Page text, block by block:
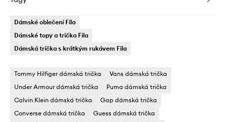
Dámské oblečení Fila
Dámské topy a trička Fila
Dámská trička s krátkým rukávem Fila
Tommy Hilfiger dámská trička
Vans dámská trička
Under Armour dámská trička
Puma dámská trička
Calvin Klein dámská trička
Gap dámská trička
Converse dámská trička
Guess dámská trička